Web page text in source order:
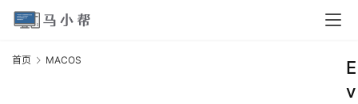
首页 MACOS
E
v